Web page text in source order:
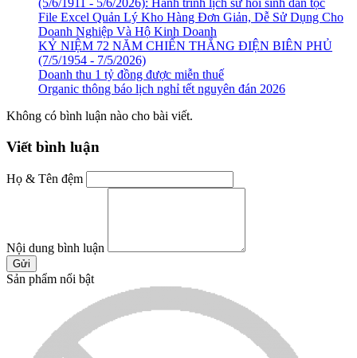
(5/6/1911 - 5/6/2026): Hành trình lịch sử hồi sinh dân tộc
File Excel Quản Lý Kho Hàng Đơn Giản, Dễ Sử Dụng Cho
Doanh Nghiệp Và Hộ Kinh Doanh
KỶ NIỆM 72 NĂM CHIẾN THẮNG ĐIỆN BIÊN PHỦ
(7/5/1954 - 7/5/2026)
Doanh thu 1 tỷ đồng được miễn thuế
Organic thông báo lịch nghỉ tết nguyên đán 2026
Không có bình luận nào cho bài viết.
Viết bình luận
Họ & Tên đệm
Nội dung bình luận
Gửi
Sản phẩm nổi bật